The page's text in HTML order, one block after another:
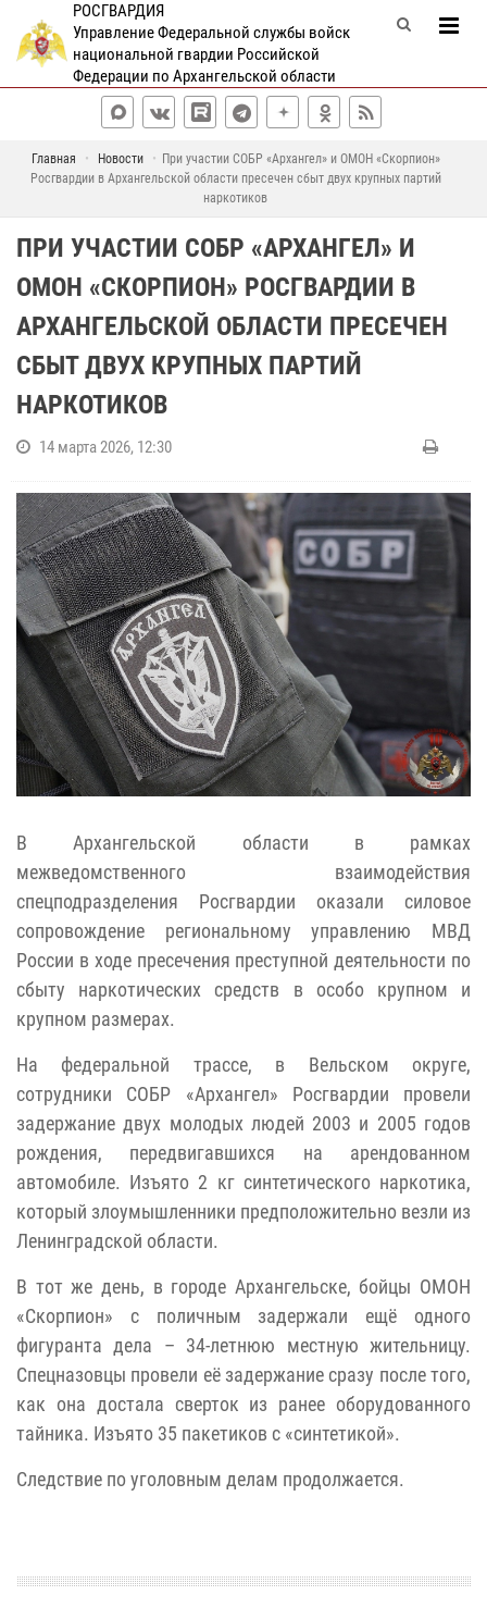
РОСГВАРДИЯ
Управление Федеральной службы войск
национальной гвардии Российской
Федерации по Архангельской области
Главная Новости
При участии СОБР «Архангел» и ОМОН «Скорпион»
Росгвардии в Архангельской области пресечен сбыт двух крупных партий
наркотиков
ПРИ УЧАСТИИ СОБР «АРХАНГЕЛ» И
ОМОН «СКОРПИОН» РОСГВАРДИИ В
АРХАНГЕЛЬСКОЙ ОБЛАСТИ ПРЕСЕЧЕН
СБЫТ ДВУХ КРУПНЫХ ПАРТИЙ
НАРКОТИКОВ
14 марта 2026, 12:30
В Архангельской области в рамках
межведомственного взаимодействия
спецподразделения Росгвардии оказали силовое
сопровождение региональному управлению МВД
России в ходе пресечения преступной деятельности по
сбыту наркотических средств в особо крупном и
крупном размерах.
На федеральной трассе, в Вельском округе,
сотрудники СОБР «Архангел» Росгвардии провели
задержание двух молодых людей 2003 и 2005 годов
рождения, передвигавшихся на арендованном
автомобиле. Изъято 2 кг синтетического наркотика,
который злоумышленники предположительно везли из
Ленинградской области.
В тот же день, в городе Архангельске, бойцы ОМОН
«Скорпион» с поличным задержали ещё одного
фигуранта дела – 34-летнюю местную жительницу.
Спецназовцы провели её задержание сразу послетого,
как она достала сверток из ранее оборудованного
тайника. Изъято 35 пакетиков с «синтетикой».
Следствие по уголовным делам продолжается.